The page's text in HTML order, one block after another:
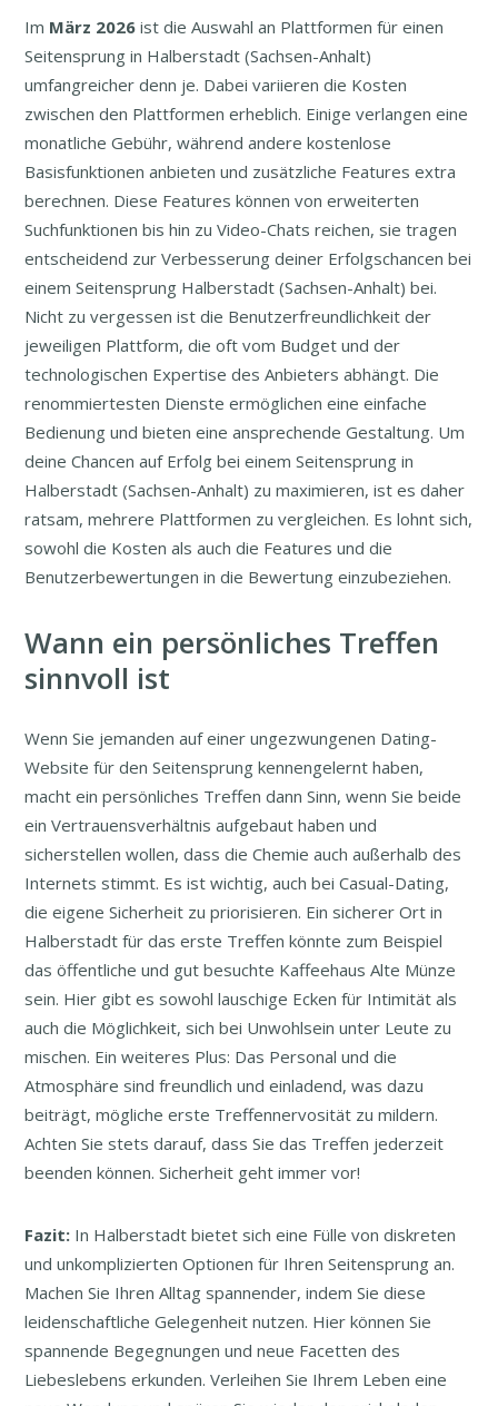
Im März 2026 ist die Auswahl an Plattformen für einen
Seitensprung in Halberstadt (Sachsen-Anhalt)
umfangreicher denn je. Dabei variieren die Kosten
zwischen den Plattformen erheblich. Einige verlangen eine
monatliche Gebühr, während andere kostenlose
Basisfunktionen anbieten und zusätzliche Features extra
berechnen. Diese Features können von erweiterten
Suchfunktionen bis hin zu Video-Chats reichen, sie tragen
entscheidend zur Verbesserung deiner Erfolgschancen bei
einem Seitensprung Halberstadt (Sachsen-Anhalt) bei.
Nicht zu vergessen ist die Benutzerfreundlichkeit der
jeweiligen Plattform, die oft vom Budget und der
technologischen Expertise des Anbieters abhängt. Die
renommiertesten Dienste ermöglichen eine einfache
Bedienung und bieten eine ansprechende Gestaltung. Um
deine Chancen auf Erfolg bei einem Seitensprung in
Halberstadt (Sachsen-Anhalt) zu maximieren, ist es daher
ratsam, mehrere Plattformen zu vergleichen. Es lohnt sich,
sowohl die Kosten als auch die Features und die
Benutzerbewertungen in die Bewertung einzubeziehen.
Wann ein persönliches Treffen
sinnvoll ist
Wenn Sie jemanden auf einer ungezwungenen Dating-
Website für den Seitensprung kennengelernt haben,
macht ein persönliches Treffen dann Sinn, wenn Sie beide
ein Vertrauensverhältnis aufgebaut haben und
sicherstellen wollen, dass die Chemie auch außerhalb des
Internets stimmt. Es ist wichtig, auch bei Casual-Dating,
die eigene Sicherheit zu priorisieren. Ein sicherer Ort in
Halberstadt für das erste Treffen könnte zum Beispiel
das öffentliche und gut besuchte Kaffeehaus Alte Münze
sein. Hier gibt es sowohl lauschige Ecken für Intimität als
auch die Möglichkeit, sich bei Unwohlsein unter Leute zu
mischen. Ein weiteres Plus: Das Personal und die
Atmosphäre sind freundlich und einladend, was dazu
beiträgt, mögliche erste Treffennervosität zu mildern.
Achten Sie stets darauf, dass Sie das Treffen jederzeit
beenden können. Sicherheit geht immer vor!
Fazit: In Halberstadt bietet sich eine Fülle von diskreten
und unkomplizierten Optionen für Ihren Seitensprung an.
Machen Sie Ihren Alltag spannender, indem Sie diese
leidenschaftliche Gelegenheit nutzen. Hier können Sie
spannende Begegnungen und neue Facetten des
Liebeslebens erkunden. Verleihen Sie Ihrem Leben eine